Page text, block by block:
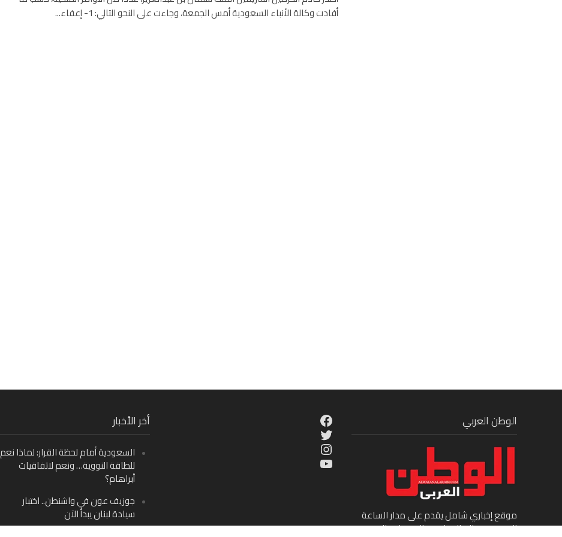
أفادت وكالة الأنباء السعودية أمس الجمعة، وجاءت على النحو التالي: 1- إعفاء...
أخر الأخبار
السعودية أمام لحظة القرار: لماذا نعم
للطاقة النووية… ونعم لاتفاقيات
أبراهام؟
جوزيف عون في واشنطن.. اختبار
سيادة لبنان يبدأ الآن
Facebook
Twitter
Instagram
YouTube
الوطن العربي
موقع إخباري شامل يقدم على مدار الساعة
الجديد في عالم السياسة والاقتصاد والفن